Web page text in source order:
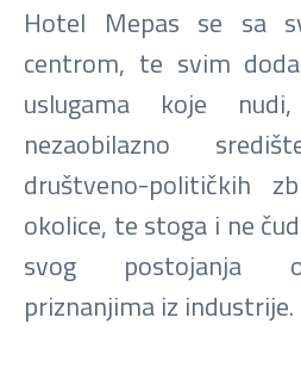
Hotel Mepas se sa
centrom, te svim
uslugama koje
nezaobilazno
društveno-političkih
okolice, te stoga i ne
svog postojanja
priznanjima iz industrije.